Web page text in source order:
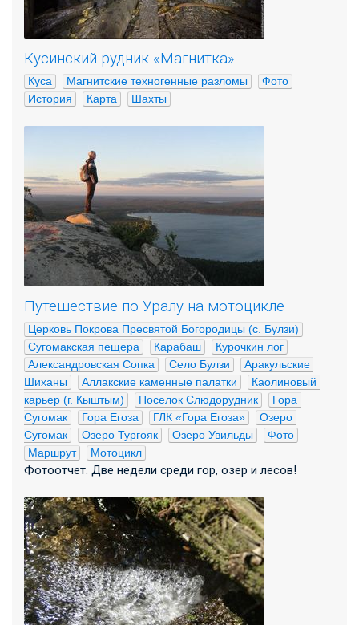
Кусинский рудник «Магнитка»
Куса Магнитские техногенные разломы
Фото
История
Карта Шахты
Путешествие по Уралу на мотоцикле
Церковь Покрова Пресвятой Богородицы (с. Булзи)
Сугомакская пещера
Карабаш
Курочкин лог
Александровская Сопка
Село Булзи
Аракульские
Шиханы
Аллакские каменные палатки
Каолиновый
карьер (г. Кыштым)
Поселок Слюдорудник
Гора
Сугомак
Гора Егоза ГЛК «Гора Егоза»
Озеро
Сугомак
Озеро Тургояк Озеро Увильды
Фото
Маршрут
Мотоцикл
Фотоотчет. Две недели среди гор, озер и лесов!